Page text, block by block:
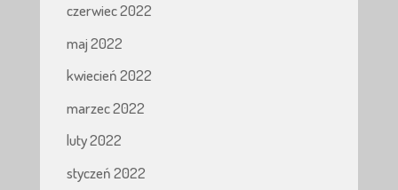
czerwiec 2022
maj 2022
kwiecień 2022
marzec 2022
luty 2022
styczeń 2022